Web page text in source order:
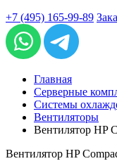
+7 (495) 165-99-89
Главная
Серверные
Системы
Вентиляторы
Вентилятор HP
Вентилятор HP